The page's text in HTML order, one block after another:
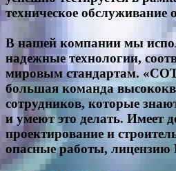
техническое обслуживание
В нашей компании мы
надежные технологии,
мировым стандартам.
большая команда
сотрудников, которые
и умеют это делать. Имеет
проектирование и
опасные работы,